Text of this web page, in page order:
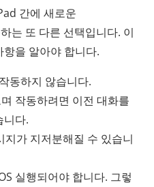
간에 새로운
는 또 다른 선택입니다. 이
을 알아야 합니다.
동하지 않습니다.
작동하려면 이전 대화를
니다.
가 지저분해질 수 있습니
실행되어야 합니다. 그렇